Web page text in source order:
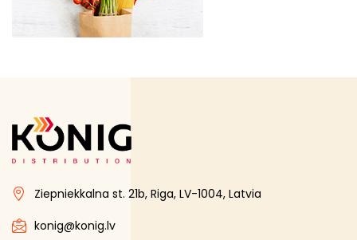
Bagasse (cukurniedru šķiedras) trauki
Bio atkritumu maisi
Gourmet līnija
Iesaiņojuma maisiņi
Iesaiņojuma papīrs
Ziepniekkalna st. 21b, Riga, LV-1004, Latvia
konig@konig.lv